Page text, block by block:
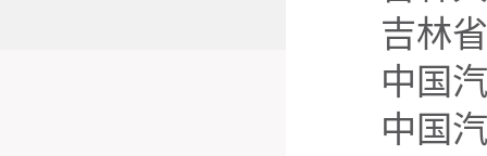
吉林
中国
中国